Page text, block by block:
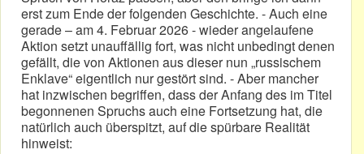
erst zum Ende der folgenden Geschichte. - Auch eine
gerade – am 4. Februar 2026 - wieder angelaufene
Aktion setzt unauffällig fort, was nicht unbedingt denen
gefällt, die von Aktionen aus dieser nun „russischem
Enklave“ eigentlich nur gestört sind. - Aber mancher
hat inzwischen begriffen, dass der Anfang des im Titel
begonnenen Spruchs auch eine Fortsetzung hat, die
natürlich auch überspitzt, auf die spürbare Realität
hinweist: